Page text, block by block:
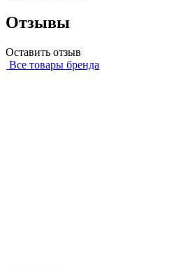
Отзывы
Оставить отзыв
Все товары бренда